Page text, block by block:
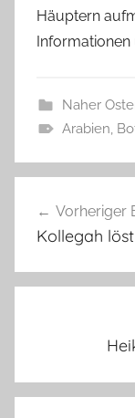
Häuptern
Informationen
Naher
Arabien,
Vorheriger
Kollegah